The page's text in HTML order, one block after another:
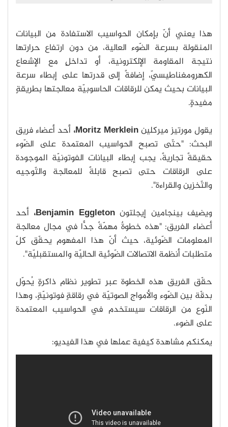
هذا يعني أنّ بإمكان الحواسيب الاستفادة من البيانات
المنقولة بسرعة الضّوء العالية، من دون ارتفاع حرارتها
نتيجة المقاومة الإلكترونية، أو تداخلٍ مع الإشعاع
الكهرومغناطيسيّ، إضافةً إلى قدرتها على إبطاء سرعة
البيانات بحيث يمكن للرقاقات الحاسوبيّة معالجتها بطريقةٍ
مفيدةٍ.
يقول مورتيز ميركلينMoritz Merklein، أحد أعضاء فريق
البحث: "حتّى تصبح الحواسيب المعتمدة على الضّوء
حقيقةً تجاريةً، يجب إبطاء البيانات الفوتونيّة الموجودة
على الرقاقات حتى تصبح قابلةً للمعالجة والتّوجيه
والتّخزين والقراءة".
ويضيف بينجامين إيجلتونBenjamin Eggleton، أحد
أعضاء الفريق: "هذه خطوةٌ مهمّةٌ جدًّا في مجال معالجة
المعلومات الضّوئية، حيث أنّ هذا المفهوم يحقّق كلّ
متطلبات أنظمة الاتصالات الضّوئية الحاليّة والمستقبليّة".
حقّق الفريق هذه الخطوة عبر تطوير نظام ذاكرةٍ يُحوّل
بدقّة بين الضّوء والأمواج الصوتيّة في رقاقةٍ فوتونيّةٍ، وهذا
النّوع من الرقاقات سيستخدم في الحواسيب المعتمدة
على الضوء.
يمكنكم مشاهدة كيفية عملها في هذا الفيديو: